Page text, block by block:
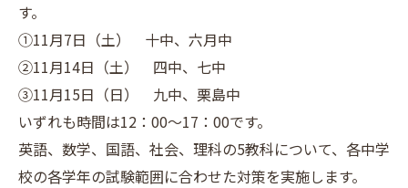
す。
①11月7日（土） 十中、六月中
②11月14日（土） 四中、七中
③11月15日（日） 九中、栗島中
いずれも時間は12：00～17：00です。
英語、数学、国語、社会、理科の5教科について、各中学
校の各学年の試験範囲に合わせた対策を実施します。